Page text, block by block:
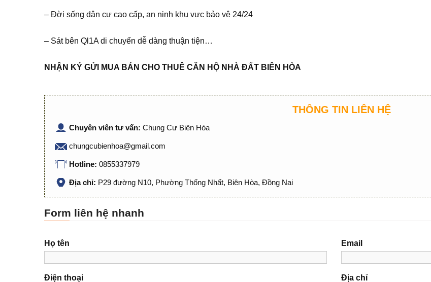
– Đời sống dân cư cao cấp, an ninh khu vực bảo vệ 24/24
– Sát bên Ql1A di chuyển dễ dàng thuận tiện…
NHẬN KÝ GỬI MUA BÁN CHO THUÊ CĂ N HỘ NHÀ ĐẤT BIÊN HÒA
THÔNG TIN LIÊN HỆ
Chuyên viên tư vấn: Chung Cư Biên Hòa
chungcubienhoa@gmail.com
Hotline: 0855337979
Địa chỉ: P29 đường N10, Phường Thống Nhất, Biên Hòa, Đồng Nai
Form liên hệ nhanh
Họ tên Email
Điện thoại Địa chỉ